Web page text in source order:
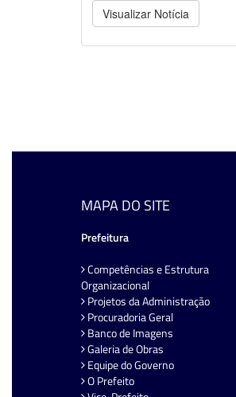
Visualizar Notícia
MAPA DO SITE
Prefeitura
Competências e Estrutura
Organizacional
Projetos da Administração
Procuradoria Geral
Banco de Imagens
Galeria de Obras
Equipe do Governo
O Prefeito